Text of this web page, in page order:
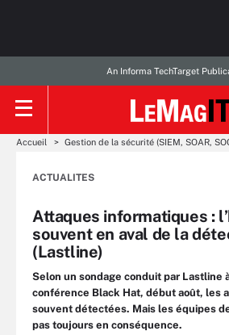
An Informa TechTarget
Accueil Gestion de la sécurité (SIEM, SOAR,
ACTUALITES
Attaques informatiques :
souvent en aval de la
(Lastline)
Selon un sondage conduit par Lastline
conférence Black Hat, début août, les
souvent détectées. Mais les équipes
pas toujours en conséquence.